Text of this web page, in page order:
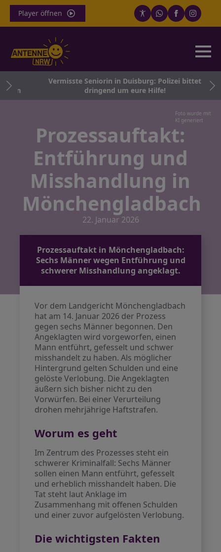
Player öffnen
Vermisste Seniorin in Duisburg: Polizei bittet
dringend um eure Hilfe!
Foto wurde mit
KI generiert
Prozessauftakt:
Entführung und
Misshandlung in
Mönchengladbach
22. Januar 2026
Prozessauftakt in Mönchengladbach:
Sechs Männer wegen Entführung und
schwerer Misshandlung angeklagt.
Vor dem Landgericht Mönchengladbach
hat am 14. Januar 2026 der Prozess
gegen sechs Männer begonnen. Den
Angeklagten wird vorgeworfen, einen
Mann entführt, gefesselt und schwer
misshandelt zu haben. Als möglicher
Hintergrund gelten Schulden und eine
gelöste Verlobung. Die Angeklagten
äußern sich bisher nicht zu den
Vorwürfen. Bei einer Verurteilung
drohen mehrjährige Haftstrafen.
Worum es geht
Im Zentrum des Prozesses steht ein
schwerer Kriminalfall: Sechs Männer
sollen einen Mann entführt, gefesselt
und erheblich misshandelt haben. Die
Tat steht laut Anklage im
Zusammenhang mit offenen Schulden
und einer zuvor aufgelösten Verlobung.
Die wichtigsten Fakten